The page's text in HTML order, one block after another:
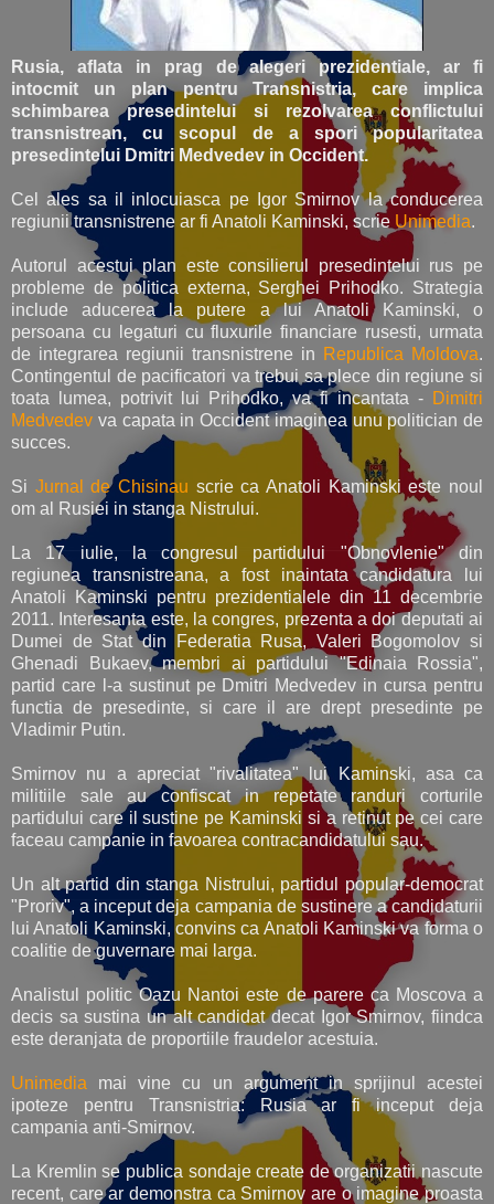
Rusia, aflata in prag de alegeri prezidentiale, ar fi
intocmit un plan pentru Transnistria, care implica
schimbarea presedintelui si rezolvarea conflictului
transnistrean, cu scopul de a spori popularitatea
presedintelui Dmitri Medvedev in Occident.
Cel ales sa il inlocuiasca pe Igor Smirnov la conducerea
regiunii transnistrene ar fi Anatoli Kaminski, scrie Unimedia.
Autorul acestui plan este consilierul presedintelui rus pe
probleme de politica externa, Serghei Prihodko. Strategia
include aducerea la putere a lui Anatoli Kaminski, o
persoana cu legaturi cu fluxurile financiare rusesti, urmata
de integrarea regiunii transnistrene in Republica Moldova.
Contingentul de pacificatori va trebui sa plece din regiune si
toata lumea, potrivit lui Prihodko, va fi incantata - Dimitri
Medvedev va capata in Occident imaginea unu politician de
succes.
Si Jurnal de Chisinau scrie ca Anatoli Kaminski este noul
om al Rusiei in stanga Nistrului.
La 17 iulie, la congresul partidului "Obnovlenie" din
regiunea transnistreana, a fost inaintata candidatura lui
Anatoli Kaminski pentru prezidentialele din 11 decembrie
2011. Interesanta este, la congres, prezenta a doi deputati ai
Dumei de Stat din Federatia Rusa, Valeri Bogomolov si
Ghenadi Bukaev, membri ai partidului "Edinaia Rossia",
partid care l-a sustinut pe Dmitri Medvedev in cursa pentru
functia de presedinte, si care il are drept presedinte pe
Vladimir Putin.
Smirnov nu a apreciat "rivalitatea" lui Kaminski, asa ca
militiile sale au confiscat in repetate randuri corturile
partidului care il sustine pe Kaminski si a retinut pe cei care
faceau campanie in favoarea contracandidatului sau.
Un alt partid din stanga Nistrului, partidul popular-democrat
"Proriv", a inceput deja campania de sustinere a candidaturii
lui Anatoli Kaminski, convins ca Anatoli Kaminski va forma o
coalitie de guvernare mai larga.
Analistul politic Oazu Nantoi este de parere ca Moscova a
decis sa sustina un alt candidat decat Igor Smirnov, fiindca
este deranjata de proportiile fraudelor acestuia.
Unimedia mai vine cu un argument in sprijinul acestei
ipoteze pentru Transnistria: Rusia ar fi inceput deja
campania anti-Smirnov.
La Kremlin se publica sondaje create de organizatii nascute
recent, care ar demonstra ca Smirnov are o imagine proasta